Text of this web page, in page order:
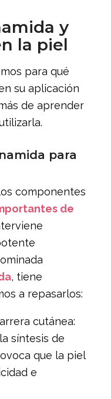
y
la piel
para qué
su aplicación
de aprender
para
componentes
de
, tiene
a repasarlos:
cutánea:
síntesis de
que la piel
e